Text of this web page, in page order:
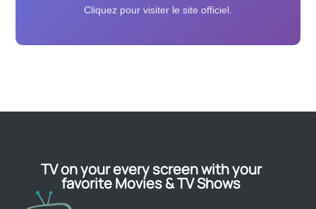
Cliquez pour visiter le site officiel.
TV on your every screen with your
favorite Movies & TV Shows